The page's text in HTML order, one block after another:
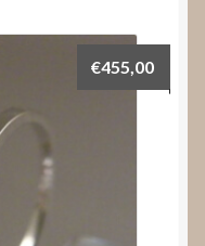
€455,00